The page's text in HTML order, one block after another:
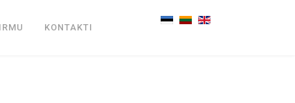
KONTAKTI
Select your language